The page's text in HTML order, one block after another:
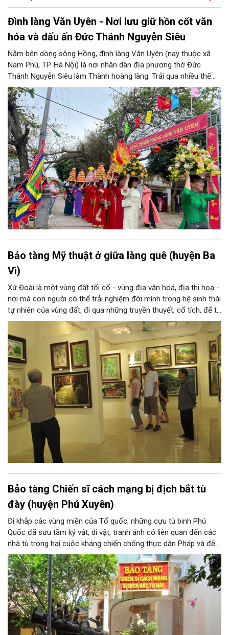
Đình làng Văn Uyên - Nơi lưu giữ hồn cốt văn
hóa và dấu ấn Đức Thánh Nguyễn Siêu
Nằm bên dòng sông Hồng, đình làng Văn Uyên (nay thuộc xã
Nam Phù, TP. Hà Nội) là nơi nhân dân địa phương thờ Đức
Thánh Nguyễn Siêu làm Thành hoàng làng. Trải qua nhiều thế
hệ, ngôi đình không chỉ là không gian sinh hoạt tín ngưỡng của
cộng đồng dân cư mà còn lưu giữ nhiều giá trị lịch sử, văn hóa.
Bảo tàng Mỹ thuật ở giữa làng quê (huyện Ba
Vì)
Xứ Đoài là một vùng đất tối cổ - vùng địa văn hoá, địa thi hoạ -
nơi mà con người có thể trải nghiệm đời mình trong hệ sinh thái
tự nhiên của vùng đất, đi qua những truyền thuyết, cổ tích, để từ
đó tạo nên tâm tính, giọng nói đặc trưng của con người xứ
Đoài. Nắng và gió, núi và sông xứ Đoài đã gợi cảm hứng sáng
tác cho một Tản Đà, một Quang Dũng và nhiều thi nhân, hoạ sĩ:
từ Tô Ngọc Vân, Nguyễn Gia Trí đến Sĩ Tốt, Nguyễn Tiến Chung,
Nguyễn Tư Nghiêm, Nguyễn Sáng... và những thế hệ văn nghệ sĩ
sau này, ở họ đều có những sáng tác xuất sắc về xứ Đoài.
Bảo tàng Chiến sĩ cách mạng bị địch bắt tù
đày (huyện Phú Xuyên)
Đi khắp các vùng miền của Tổ quốc, những cựu tù binh Phú
Quốc đã sưu tầm kỷ vật, di vật, tranh ảnh có liên quan đến các
nhà tù trong hai cuộc kháng chiến chống thực dân Pháp và đế
quốc Mỹ xâm lược mà đồng đội và các ông đã trải qua. Hơn 20
năm kiếm tìm và góp nhặt, Bảo tàng Chiến sĩ cách mạng bị
địch bắt tù đày, do chính những người cựu tù năm xưa thành lập
là những minh chứng chân thực về một thời oanh liệt và hào
hùng của dân tộc.